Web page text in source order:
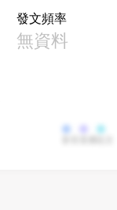
發文頻率
無資料